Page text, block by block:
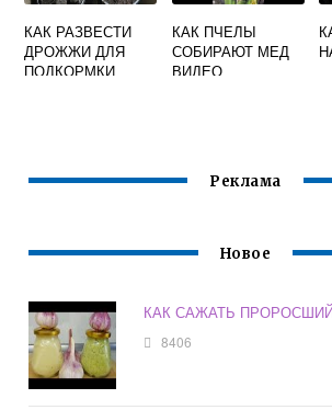
КАК РАЗВЕСТИ
ДРОЖЖИ ДЛЯ
ПОДКОРМКИ
КАК ПЧЕЛЫ
СОБИРАЮТ МЕД
ВИДЕО
Реклама
Новое
КАК САЖАТЬ
8406